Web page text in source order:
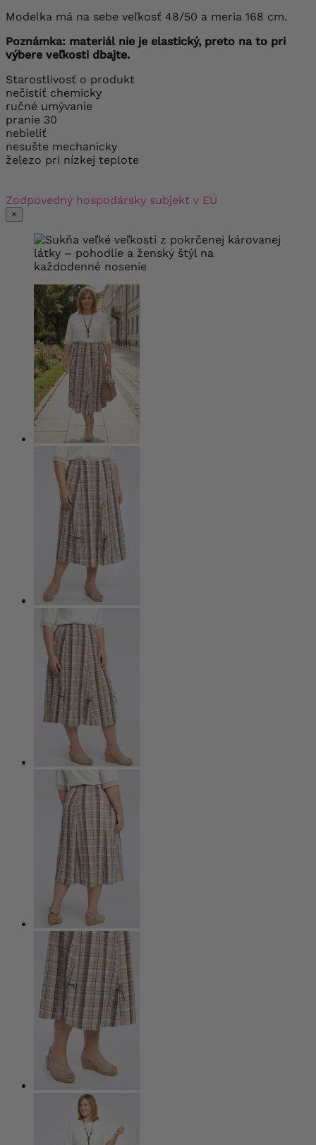
Modelka má na sebe veľkosť 48/50 a meria 168 cm.
Poznámka: materiál nie je elastický, preto na to pri
výbere veľkosti dbajte.
Starostlivosť o produkt
nečistiť chemicky
ručné umývanie
pranie 30
nebieliť
nesušte mechanicky
železo pri nízkej teplote
Zodpovedný hospodársky subjekt v EÚ
×